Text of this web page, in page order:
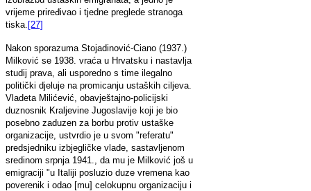
vrijeme priređivao i tjedne preglede stranoga
tiska. [27]
Nakon sporazuma Stojadinović-Ciano (1937.)
Milković se 1938. vraća u Hrvatsku i nastavlja
studij prava, ali usporedno s time ilegalno
politički djeluje na promicanju ustaških ciljeva.
Vladeta Milićević, obavještajno-policijski
duznosnik Kraljevine Jugoslavije koji je bio
posebno zaduzen za borbu protiv ustaške
organizacije, ustvrdio je u svom "referatu"
predsjedniku izbjegličke vlade, sastavljenom
sredinom srpnja 1941., da mu je Milković još u
emigraciji "u Italiji posluzio duze vremena kao
poverenik i odao [mu] celokupnu organizaciju i